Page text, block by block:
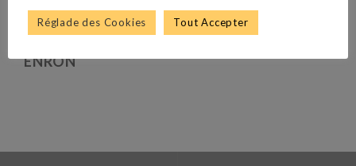
ENRON
Réglade des Cookies Tout Accepter